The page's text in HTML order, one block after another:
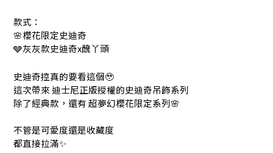
款式：
🌸櫻花限定史迪奇
🩶灰灰款史迪奇x醜丫頭
史迪奇控真的要看這個🥹
這次帶來 迪士尼正版授權的史迪奇吊飾系列
除了經典款，還有 超夢幻櫻花限定系列🌸
不管是可愛度還是收藏度
都直接拉滿✨